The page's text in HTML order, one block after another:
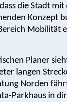
die Stadt mit
Konzept
Mobilität
Planer
langen
Norden
Parkhaus in